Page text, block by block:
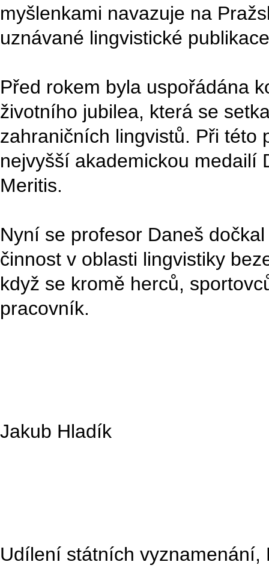
myšlenkami navazuje na
uznávané lingvistické
Před rokem byla uspořádána
životního jubilea, která se
zahraničních lingvistů. Při této
nejvyšší akademickou medailí
Meritis.
Nyní se profesor Daneš
činnost v oblasti lingvistiky
když se kromě herců,
pracovník.
Jakub Hladík
Udílení státních vyznamenání,